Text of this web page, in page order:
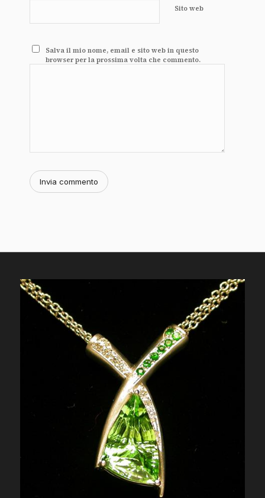
Sito web
Salva il mio nome, email e sito web in questo
browser per la prossima volta che commento.